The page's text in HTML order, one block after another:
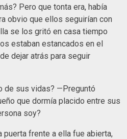
Pero que tonta era, había
obvio que ellos seguirían con
se los gritó en casa tiempo
estaban estancados en el
dejar atrás para seguir
de sus vidas? —Preguntó
que dormía placido entre sus
soy?
puerta frente a ella fue abierta,